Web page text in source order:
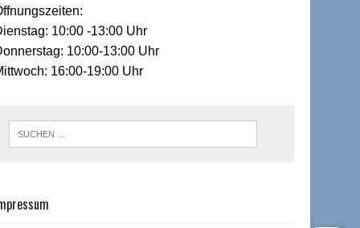
10:00 -13:00 Uhr
10:00-13:00 Uhr
16:00-19:00 Uhr